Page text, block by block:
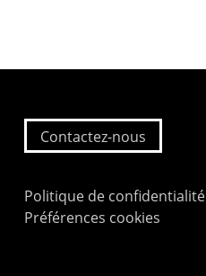
Contactez-nous
Politique de confidentialité
Préférences cookies